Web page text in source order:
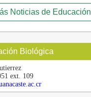
Noticias de Educación
Biológica
ext. 109